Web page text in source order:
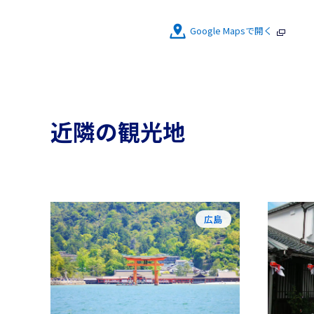
Google Mapsで開く
近隣の観光地
広島